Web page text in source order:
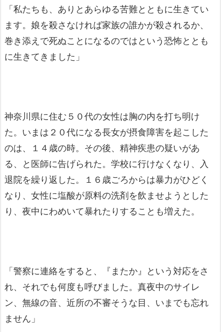
「私たちも、ありとあらゆる苦難とともに生きてい
ます。娘を殺さなければ家族の誰かが殺されるか、
巻き添えで死ぬことになるのではという恐怖ととも
に生きてきました」
神奈川県に住む５０代の女性は胸の内を打ち明け
た。いまは２０代になる長女が摂食障害を起こした
のは、１４歳の時。その後、精神疾患の疑いがあ
る、と医師に告げられた。学校に行けなくなり、入
退院を繰り返した。１６歳ごろからは暴力がひどく
なり、女性に塩酸が原料の洗剤を飲ませようとした
り、夜中にわめいて暴れたりすることも増えた。
「警察に連絡をすると、『またか』という対応をさ
れ、それでも何度も呼びました。真夜中のサイレ
ン、無線の音、近所の不審そうな目、いまでも忘れ
ません」